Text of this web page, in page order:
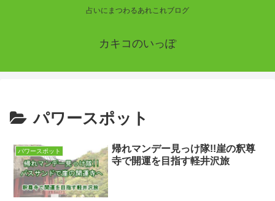
占いにまつわるあれこれブログ
カキコのいっぽ
パワースポット
パワースポット
帰れマンデー見っけ隊!!崖の釈尊
寺で開運を目指す軽井沢旅